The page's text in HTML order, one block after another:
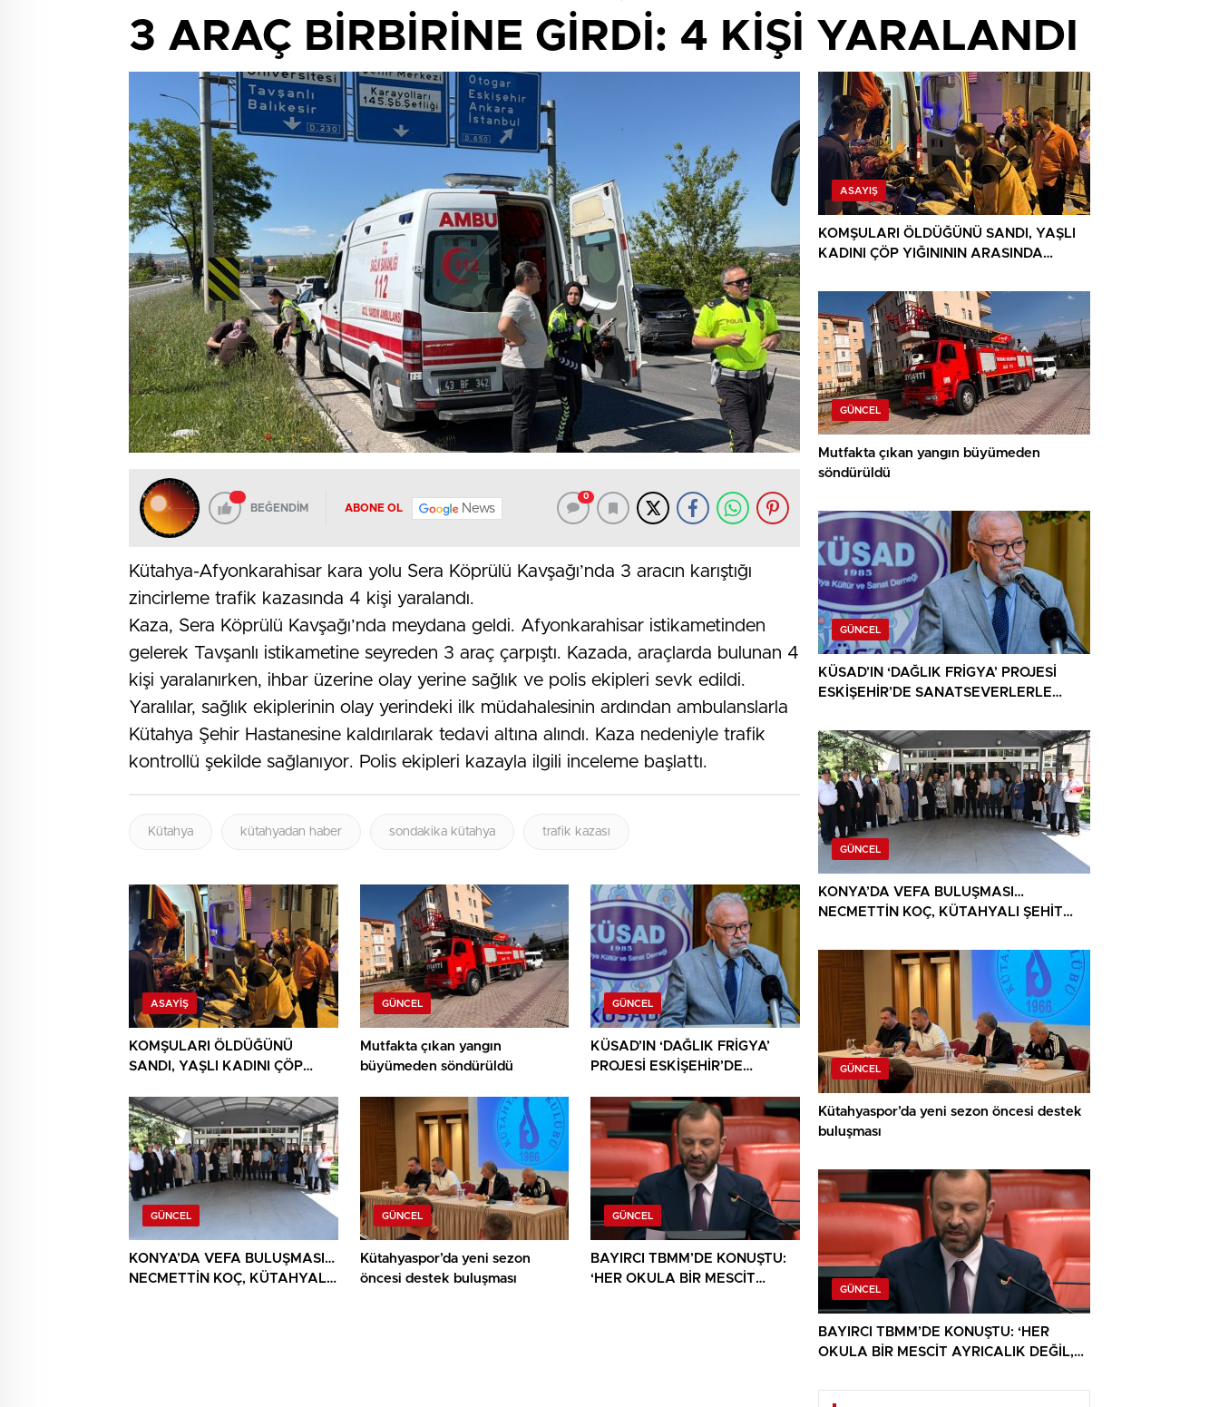
3 ARAÇ BİRBİRİNE GİRDİ: 4 KİŞİ YARALANDI
BEĞENDİM ABONE OL News
0
Kütahya-Afyonkarahisar kara yolu Sera Köprülü Kavşağı’nda 3 aracın karıştığı
zincirleme trafik kazasında 4 kişi yaralandı.
Kaza, Sera Köprülü Kavşağı’nda meydana geldi. Afyonkarahisar istikametinden
gelerek Tavşanlı istikametine seyreden 3 araç çarpıştı. Kazada, araçlarda bulunan 4
kişi yaralanırken, ihbar üzerine olay yerine sağlık ve polis ekipleri sevk edildi.
Yaralılar, sağlık ekiplerinin olay yerindeki ilk müdahalesinin ardından ambulanslarla
Kütahya Şehir Hastanesine kaldırılarak tedavi altına alındı. Kaza nedeniyle trafik
kontrollü şekilde sağlanıyor. Polis ekipleri kazayla ilgili inceleme başlattı.
Kütahya kütahyadan haber sondakika kütahya trafik kazası
ASAYIŞ
KOMŞULARI ÖLDÜĞÜNÜ
SANDI, YAŞLI KADINI ÇÖP
BULUNDU
GÜNCEL
Mutfakta çıkan yangın
büyümeden söndürüldü
GÜNCEL
KÜSAD’IN ‘DAĞLIK FRİGYA’
PROJESİ ESKİŞEHİR’DE
BULUŞUYOR
GÜNCEL
KONYA’DA VEFA BULUŞMASI…
NECMETTİN KOÇ, KÜTAHYALI
GÜNCEL
Kütahyaspor’da yeni sezon
öncesi destek buluşması
GÜNCEL
BAYIRCI TBMM’DE KONUŞTU:
‘HER OKULA BİR MESCİT
ASAYIŞ
KOMŞULARI ÖLDÜĞÜNÜ SANDI, YAŞLI
KADINI ÇÖP YIĞINININ ARASINDA
GÜNCEL
Mutfakta çıkan yangın büyümeden
söndürüldü
GÜNCEL
KÜSAD’IN ‘DAĞLIK FRİGYA’ PROJESİ
ESKİŞEHİR’DE SANATSEVERLERLE
GÜNCEL
KONYA’DA VEFA BULUŞMASI…
NECMETTİN KOÇ, KÜTAHYALI ŞEHİT
GÜNCEL
Kütahyaspor’da yeni sezon öncesi destek
buluşması
GÜNCEL
BAYIRCI TBMM’DE KONUŞTU: ‘HER
OKULA BİR MESCİT AYRICALIK DEĞİL,